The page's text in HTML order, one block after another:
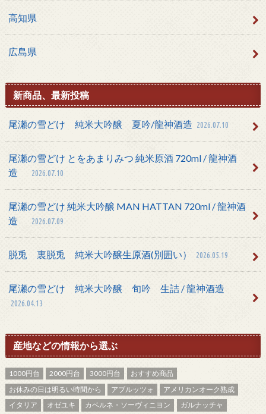
高知県
広島県
新商品、最新投稿
尾瀬の雪どけ 純米大吟醸 夏吟/龍神酒造 2026.07.10
尾瀬の雪どけ とをあまりみつ 純米原酒 720ml / 龍神酒
造
2026.07.10
尾瀬の雪どけ 純米大吟醸 MAN HATTAN 720ml / 龍神酒
造
2026.07.09
脱兎 裏脱兎 純米大吟醸生原酒(別囲い） 2026.05.19
尾瀬の雪どけ 純米大吟醸 旬吟 生詰 / 龍神酒造
2026.04.13
産地などの情報から選ぶ
1000円台 2000円台 3000円台
おすすめ商品
お休みの日は明るい時間から
アブルッツォ
アメリカンオーク熟成
イタリア
オゼユキ カベルネ・ソーヴィニヨン
ガルナッチャ